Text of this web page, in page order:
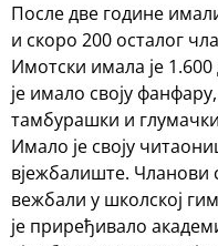
После две године
и скоро 200 осталог
Имотски имала је
је имало своју
тамбурашки и
Имало је своју
вјежбалиште. Чланови
вежбали у школској
је приређивало